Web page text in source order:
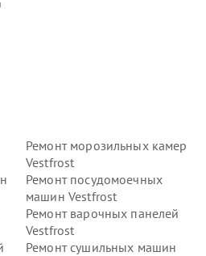
Ремонт морозильных камер
Vestfrost
Ремонт посудомоечных
машин Vestfrost
Ремонт варочных панелей
Vestfrost
Ремонт сушильных машин